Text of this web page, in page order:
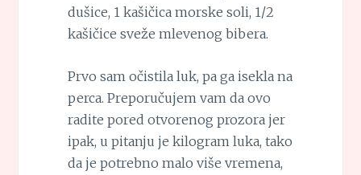
dušice, 1 kašičica morske soli, 1/2
kašičice sveže mlevenog bibera.
Prvo sam očistila luk, pa ga isekla na
perca. Preporučujem vam da ovo
radite pored otvorenog prozora jer
ipak, u pitanju je kilogram luka, tako
da je potrebno malo više vremena,